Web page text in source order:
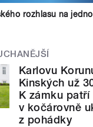
rozhlasu na
Karlovu
Kinských už
K zámku patří
v kočárovně
z pohádky